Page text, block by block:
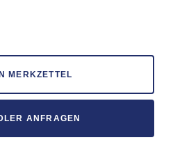
MERKZETTEL
ANFRAGEN